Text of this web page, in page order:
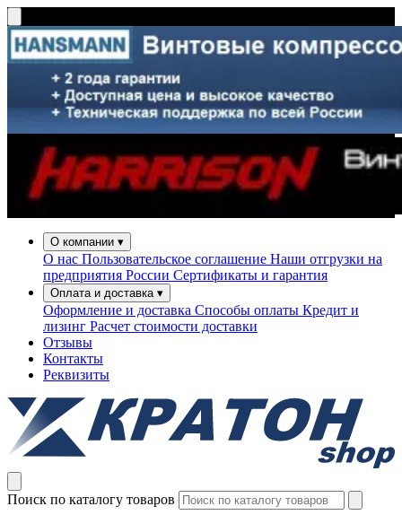
О компании ▾
О нас Пользовательское соглашение Наши отгрузки на
предприятия России Сертификаты и гарантия
Оплата и доставка ▾
Оформление и доставка Способы оплаты Кредит и
лизинг Расчет стоимости доставки
Отзывы
Контакты
Реквизиты
Поиск по каталогу товаров